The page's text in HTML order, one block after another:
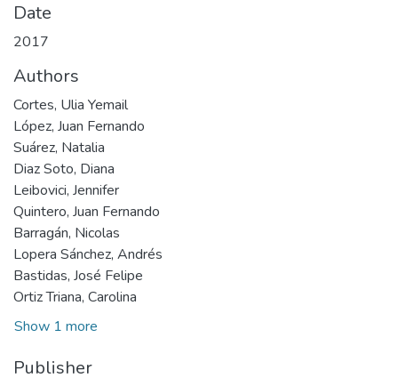
Date
2017
Authors
Cortes, Ulia Yemail
López, Juan Fernando
Suárez, Natalia
Diaz Soto, Diana
Leibovici, Jennifer
Quintero, Juan Fernando
Barragán, Nicolas
Lopera Sánchez, Andrés
Bastidas, José Felipe
Ortiz Triana, Carolina
Show 1 more
Publisher